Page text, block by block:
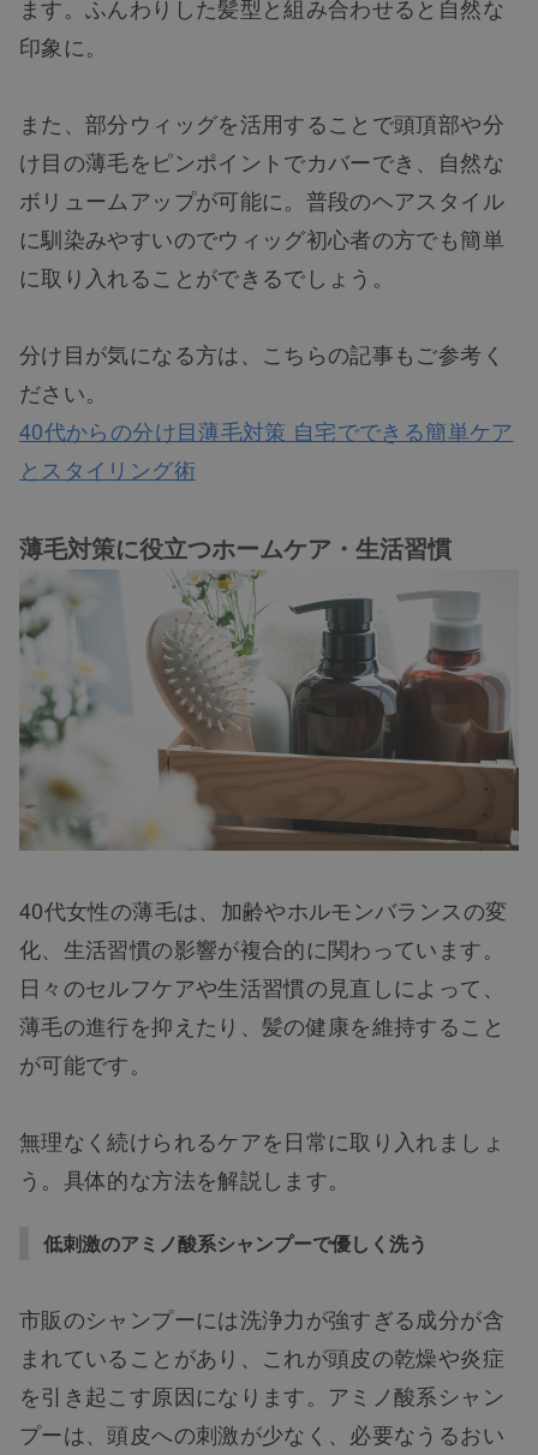
ます。ふんわりした髪型と組み合わせると自然な
印象に。
また、部分ウィッグを活用することで頭頂部や分
け目の薄毛をピンポイントでカバーでき、自然な
ボリュームアップが可能に。普段のヘアスタイル
に馴染みやすいのでウィッグ初心者の方でも簡単
に取り入れることができるでしょう。
分け目が気になる方は、こちらの記事もご参考く
ださい。
40代からの分け目薄毛対策 自宅でできる簡単ケア
とスタイリング術
薄毛対策に役立つホームケア・生活習慣
40代女性の薄毛は、加齢やホルモンバランスの変
化、生活習慣の影響が複合的に関わっています。
日々のセルフケアや生活習慣の見直しによって、
薄毛の進行を抑えたり、髪の健康を維持すること
が可能です。
無理なく続けられるケアを日常に取り入れましょ
う。具体的な方法を解説します。
低刺激のアミノ酸系シャンプーで優しく洗う
市販のシャンプーには洗浄力が強すぎる成分が含
まれていることがあり、これが頭皮の乾燥や炎症
を引き起こす原因になります。アミノ酸系シャン
プーは、頭皮への刺激が少なく、必要なうるおい